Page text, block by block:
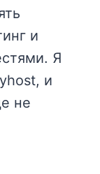
и
Я
и
не